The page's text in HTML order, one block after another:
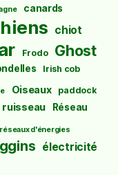
canards
chiot
Frodo Ghost
Irish cob
Oiseaux paddock
ruisseau Réseau
d'énergies
électricité